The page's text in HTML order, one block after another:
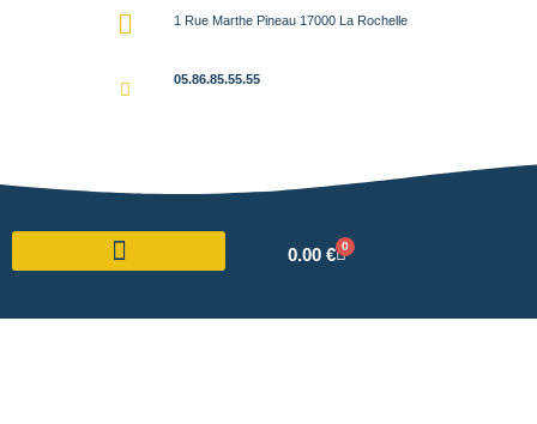
1 Rue Marthe Pineau 17000 La Rochelle
05.86.85.55.55
0.00 € 0